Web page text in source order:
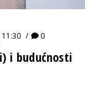
0
i budućnosti